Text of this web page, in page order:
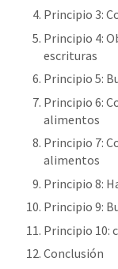
Principio 3:
Principio 4:
escrituras
Principio 5:
Principio 6:
alimentos
Principio 7:
alimentos
Principio 8:
Principio 9:
Principio 10:
Conclusión